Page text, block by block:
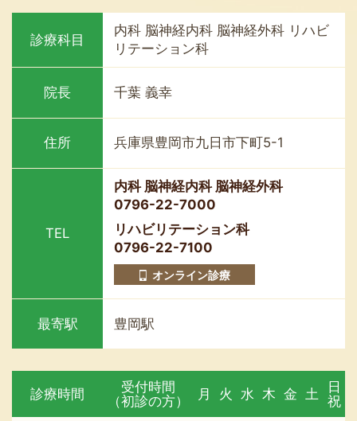
診療科目
内科 脳神経内科 脳神経外科 リハビ
リテーション科
院長 千葉 義幸
住所 兵庫県豊岡市九日市下町5-1
TEL
内科 脳神経内科 脳神経外科
0796-22-7000
リハビリテーション科
0796-22-7100
オンライン診療
最寄駅 豊岡駅
診療時間
受付時間
（初診の方）
月 火 水 木 金 土
日
祝